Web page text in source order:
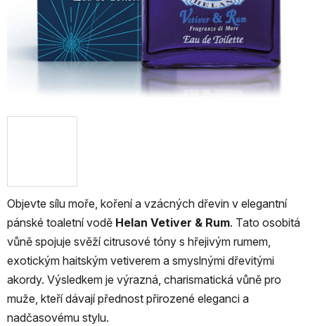
Objevte sílu moře, koření a vzácných dřevin v elegantní
pánské toaletní vodě Helan Vetiver & Rum. Tato osobitá
vůně spojuje svěží citrusové tóny s hřejivým rumem,
exotickým haitským vetiverem a smyslnými dřevitými
akordy. Výsledkem je výrazná, charismatická vůně pro
muže, kteří dávají přednost přirozené eleganci a
nadčasovému stylu.